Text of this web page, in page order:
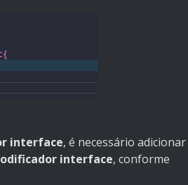
interface, é necessário adicionar
interface, conforme